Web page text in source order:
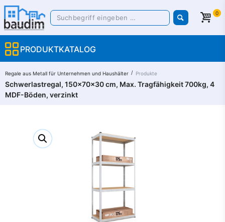
0
PRODUKTKATALOG
Schwerlastregal, 150x70x30 cm, Max. Tragfähigkeit 700kg, 4
MDF-Böden, verzinkt
Regale aus Metall für Unternehmen und Haushälter​ / Produkte